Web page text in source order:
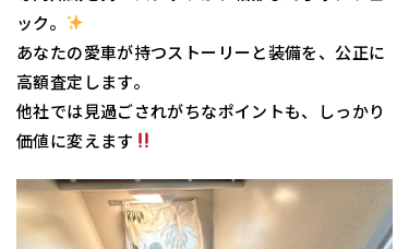
ック。
あなたの愛車が持つストーリーと装備を、公正に
高額査定します。
他社では見過ごされがちなポイントも、しっかり
価値に変えます